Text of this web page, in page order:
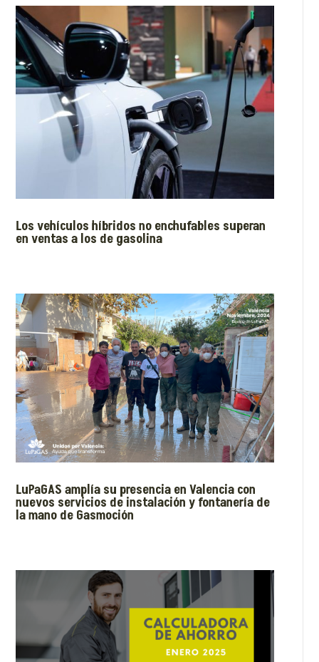
Los vehículos híbridos no enchufables superan
en ventas a los de gasolina
LuPaGAS amplía su presencia en Valencia con
nuevos servicios de instalación y fontanería de
la mano de Gasmoción